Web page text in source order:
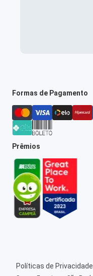
Formas de Pagamento
Prêmios
Políticas de Privacidade